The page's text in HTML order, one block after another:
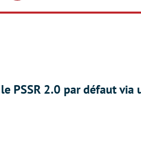
PSSR 2.0 par défaut via